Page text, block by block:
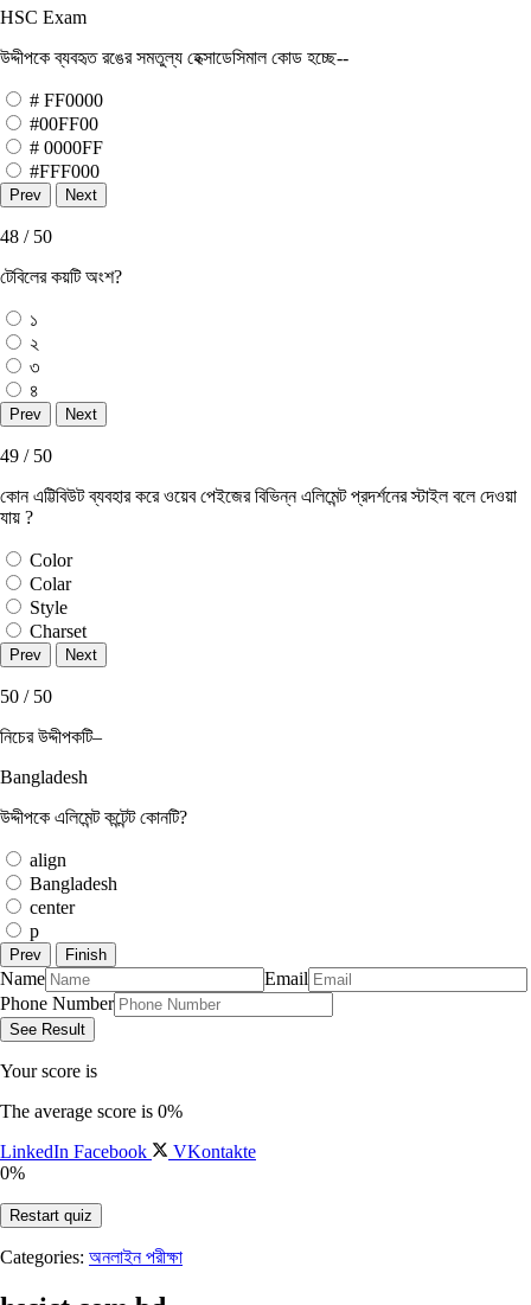
HSC Exam
উদ্দীপকে ব্যবহৃত রঙের সমতুল্য হেক্সাডেসিমাল কোড হচ্ছে--
# FF0000
#00FF00
# 0000FF
#FFF000
48 / 50
টেবিলের কয়টি অংশ?
১
২
৩
৪
49 / 50
কোন এট্টিবিউট ব্যবহার করে ওয়েব পেইজের বিভিন্ন এলিমেন্ট প্রদর্শনের স্টাইল বলে দেওয়া
যায় ?
Color
Colar
Style
Charset
50 / 50
নিচের উদ্দীপকটি–
Bangladesh
উদ্দীপকে এলিমেন্ট কন্টেন্ট কোনটি?
align
Bangladesh
center
p
Name
Email
Phone Number
Your score is
The average score is 0%
LinkedIn Facebook
VKontakte
0%
Restart quiz
Categories: অনলাইন পরীক্ষা